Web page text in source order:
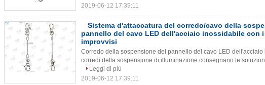
2019-06-12 17:39:11
Sistema d'attaccatura del corredo/cavo della
pannello del cavo LED dell'acciaio inossidabile con
improvvisi
Corredo della sospensione del pannello del cavo LED dell'acciaio
corredi della sospensione di illuminazione consegnano le
Leggi di più
2019-06-12 17:39:11